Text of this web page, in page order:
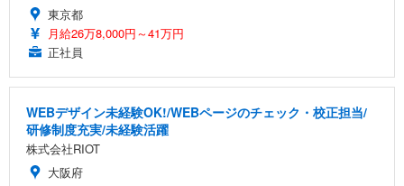
東京都
月給26万8,000円～41万円
正社員
WEBデザイン未経験OK!/WEBページのチェック・校正担当/
研修制度充実/未経験活躍
株式会社RIOT
大阪府